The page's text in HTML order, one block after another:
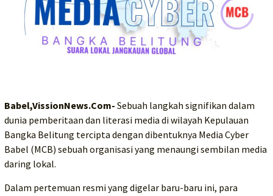
Babel,VissionNews.Com- Sebuah langkah signifikan dalam
dunia pemberitaan dan literasi media di wilayah Kepulauan
Bangka Belitung tercipta dengan dibentuknya Media Cyber
Babel (MCB) sebuah organisasi yang menaungi sembilan media
daring lokal.
Dalam pertemuan resmi yang digelar baru-baru ini, para